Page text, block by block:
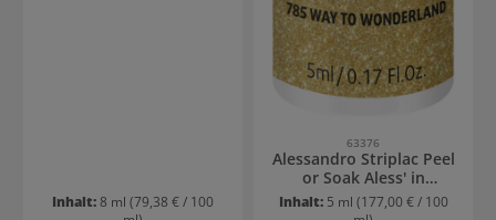
Inhalt:8 ml (79,38 € / 100
63376
Alessandro Striplac Peel
or Soak Aless' in
Wonderland
Inhalt: 5 ml (177,00 € / 100